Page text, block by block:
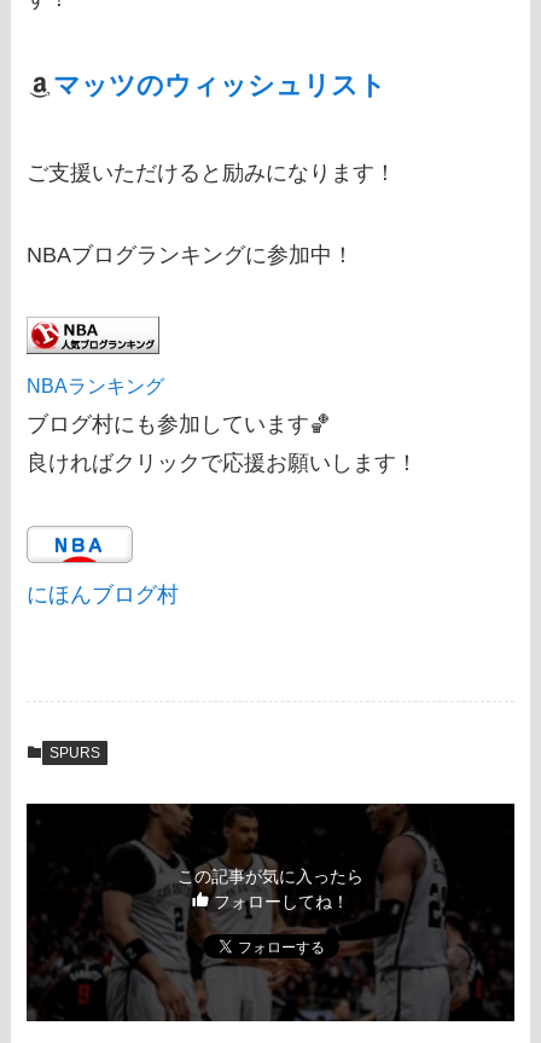
マッツのウィッシュリスト
ご支援いただけると励みになります！
NBAブログランキングに参加中！
NBAランキング
ブログ村にも参加しています🏀
良ければクリックで応援お願いします！
にほんブログ村
SPURS
この記事が気に入ったら
フォローしてね！